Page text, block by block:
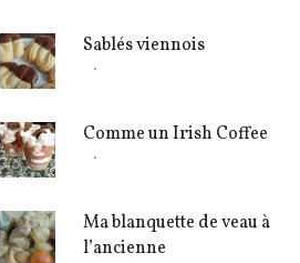
Sablés viennois
Comme un Irish Coffee
Ma blanquette de veau à
l’ancienne